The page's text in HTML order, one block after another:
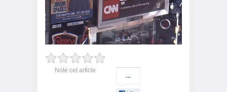
Note cet article